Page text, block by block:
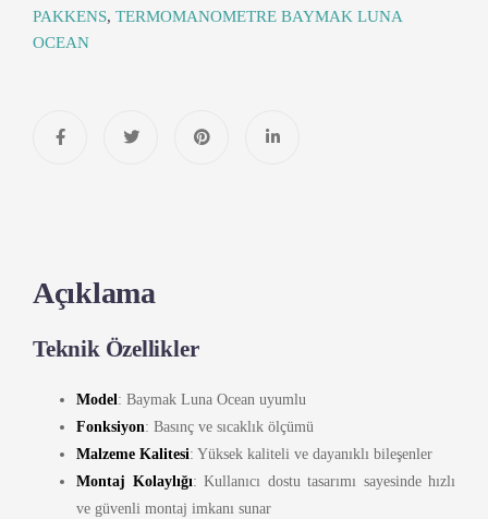
PAKKENS, TERMOMANOMETRE BAYMAK LUNA
OCEAN
Açıklama
Teknik Özellikler
Model: Baymak Luna Ocean uyumlu
Fonksiyon: Basınç ve sıcaklık ölçümü
Malzeme Kalitesi: Yüksek kaliteli ve dayanıklı bileşenler
Montaj Kolaylığı: Kullanıcı dostu tasarımı sayesinde hızlı
ve güvenli montaj imkanı sunar